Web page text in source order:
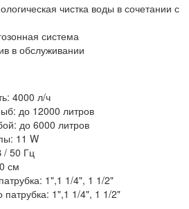
чистка воды в сочетании с
система
в обслуживании
4000 л/ч
до 12000 литров
до 6000 литров
11 W
/ 50 Гц
см
1",1 1/4", 1 1/2"
патрубка: 1",1 1/4", 1 1/2"